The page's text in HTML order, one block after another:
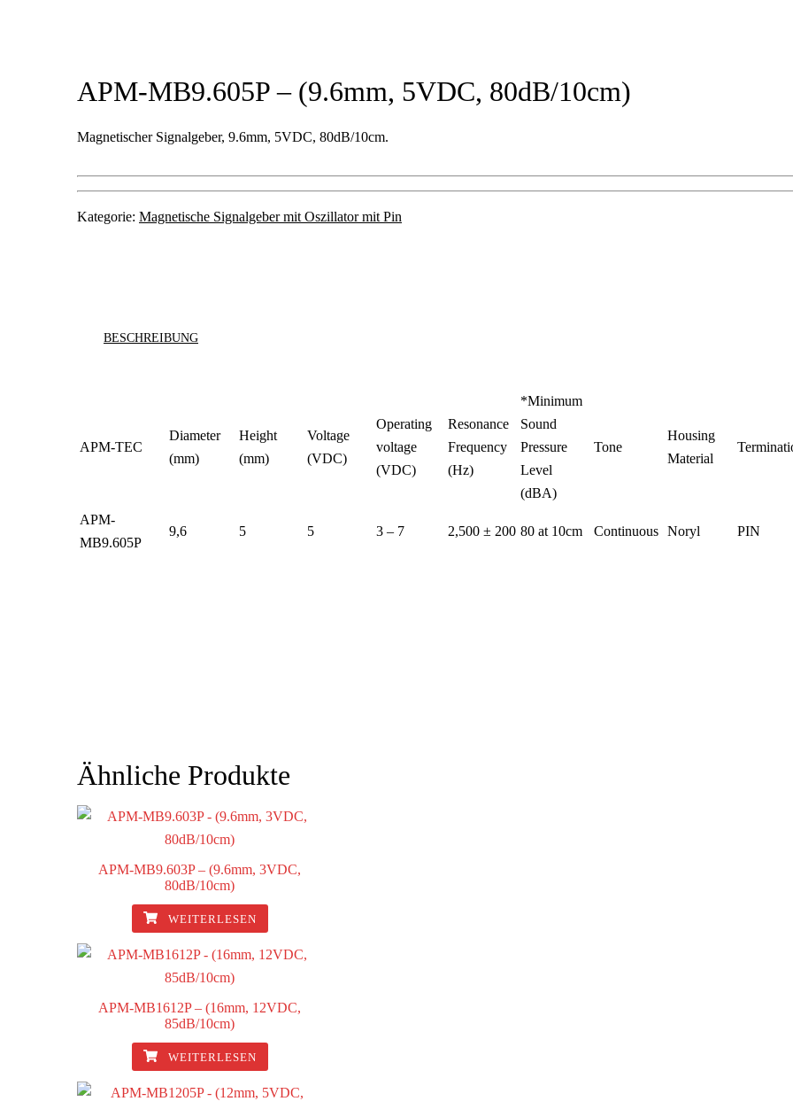
APM-MB9.605P – (9.6mm, 5VDC, 80dB/10cm)
Magnetischer Signalgeber, 9.6mm, 5VDC, 80dB/10cm.
Kategorie: Magnetische Signalgeber mit Oszillator mit Pin
BESCHREIBUNG
APM-TEC
Diameter
(mm)
Height
(mm)
Voltage
(VDC)
Operating
voltage
(VDC)
Resonance
Frequency
(Hz)
*Minimum
Sound
Pressure
Level
(dBA)
Tone
Housing
Material
APM-
MB9.605P
9,6 5 5 3 – 7 2,500 ± 200 80 at 10cm Continuous Noryl PIN
Ähnliche Produkte
APM-MB9.603P – (9.6mm, 3VDC,
80dB/10cm)
WEITERLESEN
APM-MB1612P – (16mm, 12VDC,
85dB/10cm)
WEITERLESEN